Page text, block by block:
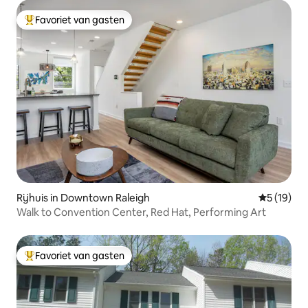
Topfavoriet van gasten
Favoriet van gasten
Rijhuis in Downtown Raleigh
5 (19)
Walk to Convention Center, Red Hat, Performing Art
Topfavoriet van gasten
Favoriet van gasten